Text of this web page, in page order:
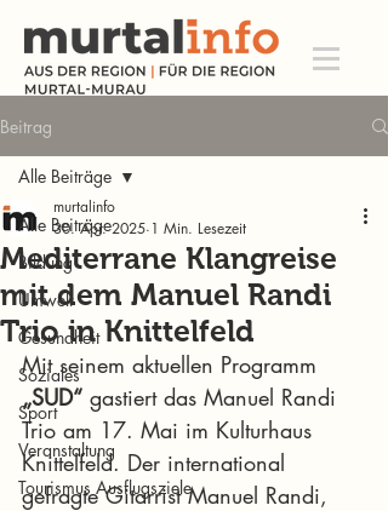
Beitrag
Alle Beiträge
Bildung
Umwelt
Gesundheit
Soziales
Sport
Veranstaltung
Tourismus Ausflugsziele
Alle Beiträge
Mediterrane Klangreise
mit dem Manuel Randi
Trio in Knittelfeld
murtalinfo
30. Apr. 2025 1 Min. Lesezeit
Mit seinem aktuellen Programm
„SUD“ gastiert das Manuel Randi
Trio am 17. Mai im Kulturhaus
Knittelfeld. Der international
gefragte Gitarrist Manuel Randi,